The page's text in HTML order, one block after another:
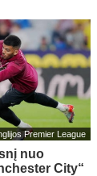
Premier League
nuo
City“